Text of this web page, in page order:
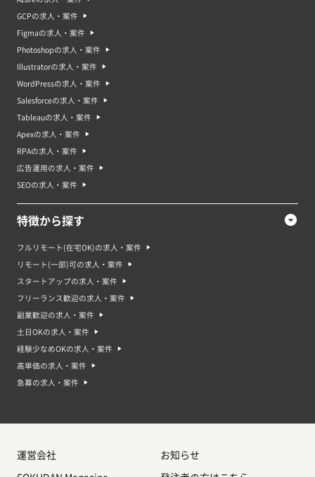
GCPの求人・案件
Figmaの求人・案件
Photoshopの求人・案件
Illustratorの求人・案件
WordPressの求人・案件
Salesforceの求人・案件
Tableauの求人・案件
Apexの求人・案件
RPAの求人・案件
広告運用の求人・案件
SEOの求人・案件
特徴から探す
フルリモート(在宅OK)の求人・案件
リモート(一部)可の求人・案件
スタートアップの求人・案件
フリーランス歓迎の求人・案件
副業歓迎の求人・案件
土日OKの求人・案件
経験少なめOKの求人・案件
高単価の求人・案件
急募の求人・案件
運営会社 お知らせ